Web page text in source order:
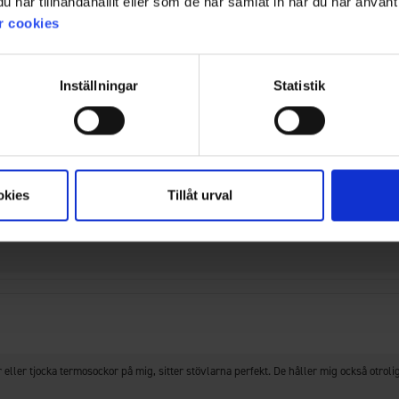
cookies
Inställningar Statistik
Tillåt urval
AI-sammanfattning av 200 kundrecensioner
köpt vinterkängor har jag alltid behövt flera par strumpor, och även efter en
om jag rör mig eller står stilla. Otroligt! Jag rekommenderar dem starkt till alla.
tjocka termosockor på mig, sitter stövlarna perfekt. De håller mig också